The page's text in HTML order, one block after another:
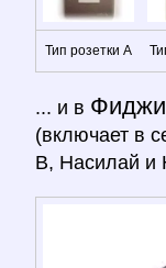
Тип розетки A
... и в Фиджи
(включает в
В, Насилай и